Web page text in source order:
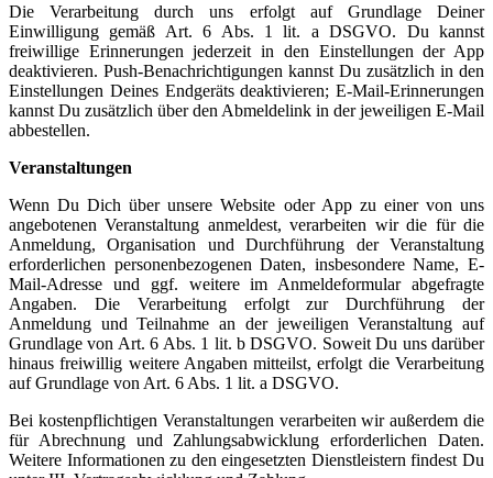
Die Verarbeitung durch uns erfolgt auf Grundlage Deiner
Einwilligung gemäß Art. 6 Abs. 1 lit. a DSGVO. Du kannst
freiwillige Erinnerungen jederzeit in den Einstellungen der App
deaktivieren. Push-Benachrichtigungen kannst Du zusätzlich in den
Einstellungen Deines Endgeräts deaktivieren; E-Mail-Erinnerungen
kannst Du zusätzlich über den Abmeldelink in der jeweiligen E-Mail
abbestellen.
Veranstaltungen
Wenn Du Dich über unsere Website oder App zu einer von uns
angebotenen Veranstaltung anmeldest, verarbeiten wir die für die
Anmeldung, Organisation und Durchführung der Veranstaltung
erforderlichen personenbezogenen Daten, insbesondere Name, E-
Mail-Adresse und ggf. weitere im Anmeldeformular abgefragte
Angaben. Die Verarbeitung erfolgt zur Durchführung der
Anmeldung und Teilnahme an der jeweiligen Veranstaltung auf
Grundlage von Art. 6 Abs. 1 lit. b DSGVO. Soweit Du uns darüber
hinaus freiwillig weitere Angaben mitteilst, erfolgt die Verarbeitung
auf Grundlage von Art. 6 Abs. 1 lit. a DSGVO.
Bei kostenpflichtigen Veranstaltungen verarbeiten wir außerdem die
für Abrechnung und Zahlungsabwicklung erforderlichen Daten.
Weitere Informationen zu den eingesetzten Dienstleistern findest Du